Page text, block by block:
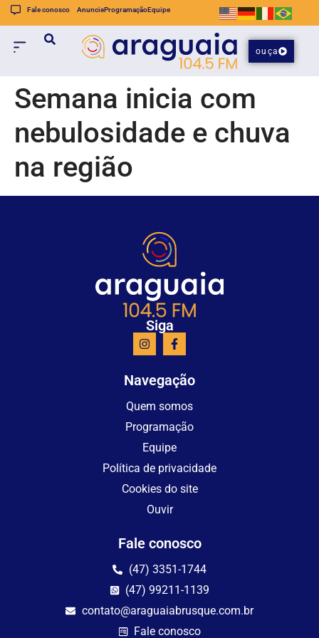
Fale conosco AnuncieProgramaçãoEquipe
ouça
Semana inicia com
nebulosidade e chuva
na região
Siga
Navegação
Quem somos
Programação
Equipe
Política de privacidade
Cookies do site
Ouvir
Fale conosco
(47) 3351-1744
(47) 99211-1139
contato@araguaiabrusque.com.br
Fale conosco